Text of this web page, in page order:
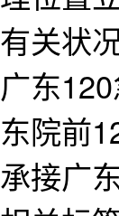
有关状
广东
东院前
承接广